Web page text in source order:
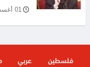
01 أغسطس، 2026
فلسطين عربي